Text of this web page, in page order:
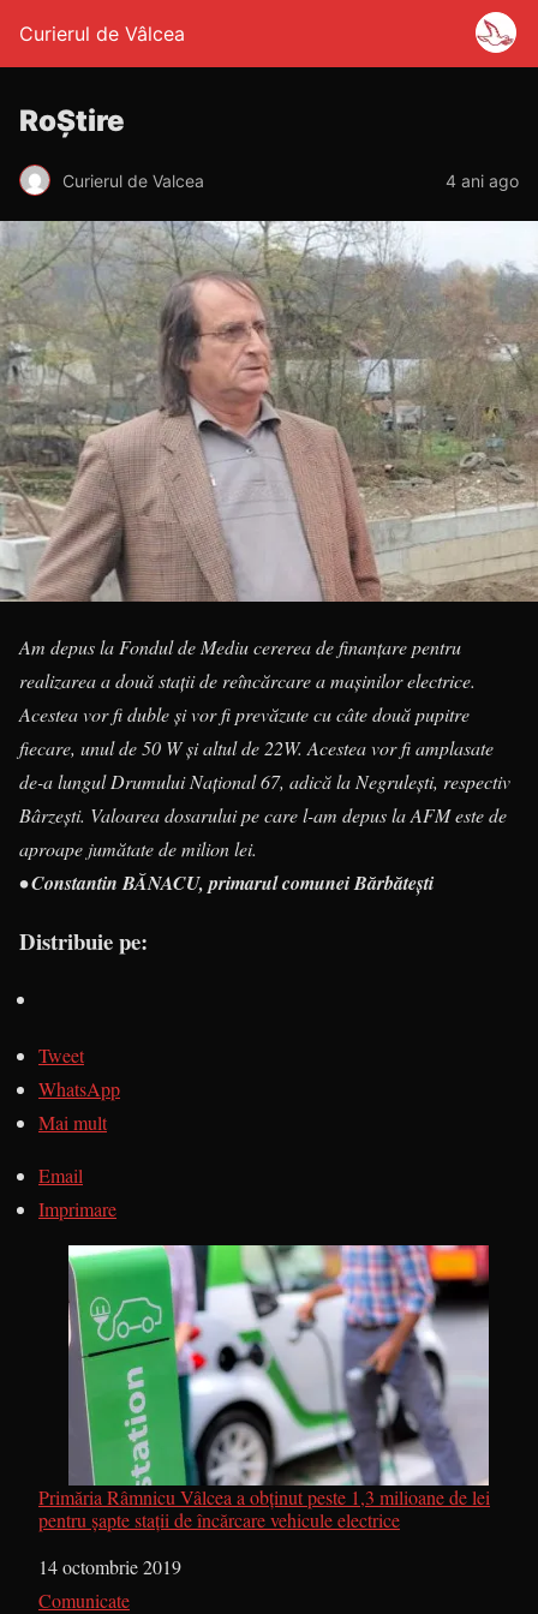
Curierul de Vâlcea
RoȘtire
Curierul de Valcea 4 ani ago
Am depus la Fondul de Mediu cererea de finanțare pentru
realizarea a două stații de reîncărcare a mașinilor electrice.
Acestea vor fi duble și vor fi prevăzute cu câte două pupitre
fiecare, unul de 50 W și altul de 22W. Acestea vor fi amplasate
de-a lungul Drumului Național 67, adică la Negrulești, respectiv
Bârzești. Valoarea dosarului pe care l-am depus la AFM este de
aproape jumătate de milion lei.
• Constantin BĂNACU, primarul comunei Bărbătești
Distribuie pe:
Tweet
WhatsApp
Mai mult
Email
Imprimare
Primăria Râmnicu Vâlcea a obţinut peste 1,3 milioane de lei
pentru șapte staţii de încărcare vehicule electrice
Dată
14 octombrie 2019
În legătură cu
Comunicate